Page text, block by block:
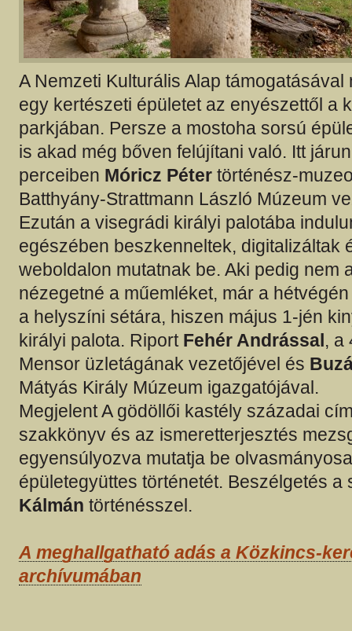
A Nemzeti Kulturális Alap támogatásával
egy kertészeti épületet az enyészettől a
parkjában. Persze a mostoha sorsú
is akad még bőven felújítani való. Itt
perceiben Móricz Péter történész-
Batthyány-Strattmann László Múzeum
Ezután a visegrádi királyi palotába
egészében beszkenneltek, digitalizáltak
weboldalon mutatnak be. Aki pedig nem
nézegetné a műemléket, már a
a helyszíni sétára, hiszen május 1-jén
királyi palota. RiportFehér Andrással , a
Mensor üzletágának vezetőjével és
Mátyás Király Múzeum igazgatójával.
Megjelent A gödöllői kastély századai
szakkönyv és az ismeretterjesztés
egyensúlyozva mutatja be
épületegyüttes történetét. Beszélgetés
Kálmán történésszel.
A meghallgatható adás a Közkincs-
archívumában